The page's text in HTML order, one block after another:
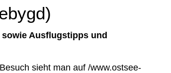
Ausflugstipps und
sieht man auf /www.ostsee-